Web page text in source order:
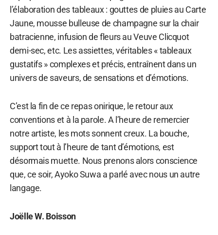
l’élaboration des tableaux : gouttes de pluies au Carte
Jaune, mousse bulleuse de champagne sur la chair
batracienne, infusion de fleurs au Veuve Clicquot
demi-sec, etc. Les assiettes, véritables « tableaux
gustatifs » complexes et précis, entraînent dans un
univers de saveurs, de sensations et d’émotions.
C’est la fin de ce repas onirique, le retour aux
conventions et à la parole. A l’heure de remercier
notre artiste, les mots sonnent creux. La bouche,
support tout à l’heure de tant d’émotions, est
désormais muette. Nous prenons alors conscience
que, ce soir, Ayoko Suwa a parlé avec nous un autre
langage.
Joëlle W. Boisson